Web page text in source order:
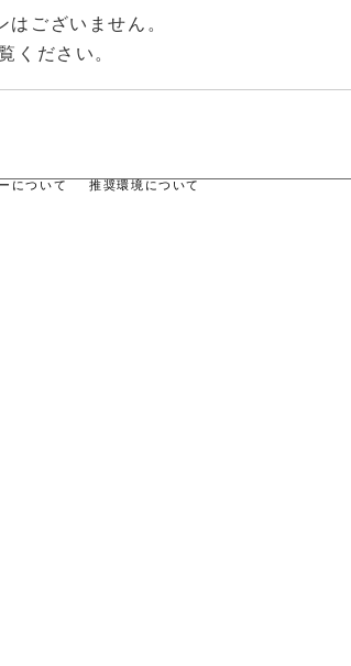
ございません。
ください。
について
推奨環境について